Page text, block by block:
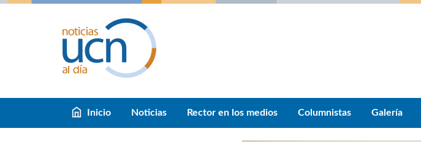
Inicio Noticias Rector en los medios Columnistas Galería